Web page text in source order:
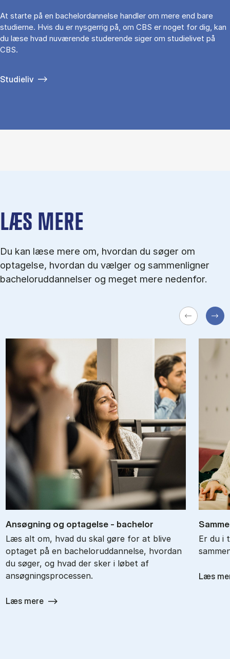
At starte på en bachelordannelse handler om mere end bare
studierne. Hvis du er nysgerrig på, om CBS er noget for dig, kan
du læse hvad nuværende studerende siger om studielivet på
CBS.
Studieliv
LÆS MERE
Du kan læse mere om, hvordan du søger om
optagelse, hvordan du vælger og sammenligner
bacheloruddannelser og meget mere nedenfor.
An­søg­ning og op­ta­gel­se - ba­chel­or
Læs alt om, hvad du skal gøre for at blive
optaget på en bacheloruddannelse, hvordan
du søger, og hvad der sker i løbet af
ansøgningsprocessen.
Læs mere
Er du i
Læs